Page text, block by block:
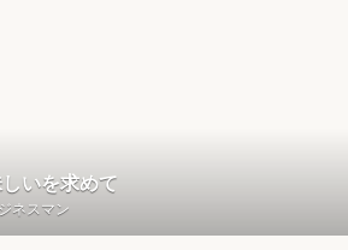
いを求めて
ネスマン